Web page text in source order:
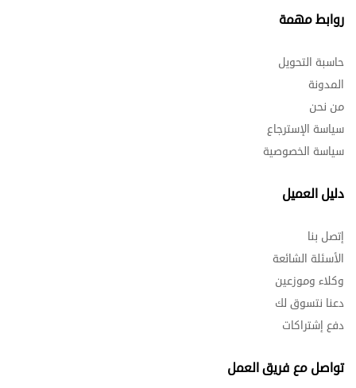
روابط مهمة
حاسبة التحويل
المدونة
من نحن
سياسة الإسترجاع
سياسة الخصوصية
دليل العميل
إتصل بنا
الأسئلة الشائعة
وكلاء وموزعين
دعنا نتسوق لك
دفع إشتراكات
تواصل مع فريق العمل